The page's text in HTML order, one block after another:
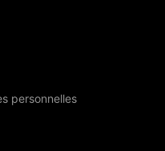
personnelles